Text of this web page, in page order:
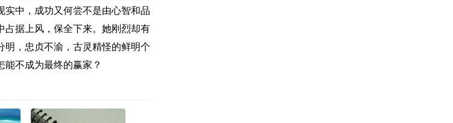
中，成功又何尝不是由心智和品
占据上风，保全下来。她刚烈却有
，忠贞不渝，古灵精怪的鲜明个
不成为最终的赢家？